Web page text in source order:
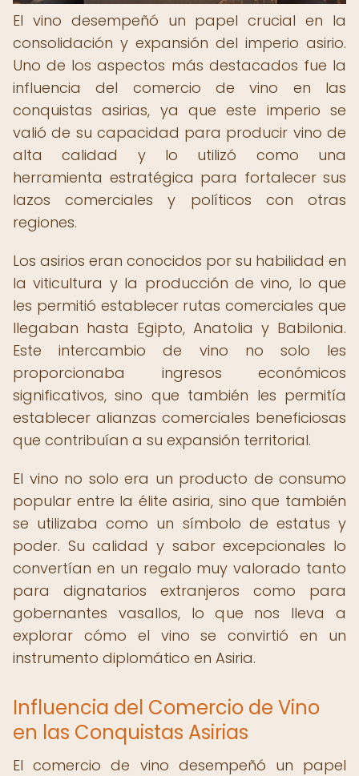
El vino desempeñó un papel crucial en la
consolidación y expansión del imperio asirio.
Uno de los aspectos más destacados fue la
influencia del comercio de vino en las
conquistas asirias, ya que este imperio se
valió de su capacidad para producir vino de
alta calidad y lo utilizó como una
herramienta estratégica para fortalecer sus
lazos comerciales y políticos con otras
regiones.
Los asirios eran conocidos por su habilidad en
la viticultura y la producción de vino, lo que
les permitió establecer rutas comerciales que
llegaban hasta Egipto, Anatolia y Babilonia.
Este intercambio de vino no solo les
proporcionaba ingresos económicos
significativos, sino que también les permitía
establecer alianzas comerciales beneficiosas
que contribuían a su expansión territorial.
El vino no solo era un producto de consumo
popular entre la élite asiria, sino que también
se utilizaba como un símbolo de estatus y
poder. Su calidad y sabor excepcionales lo
convertían en un regalo muy valorado tanto
para dignatarios extranjeros como para
gobernantes vasallos, lo que nos lleva a
explorar cómo el vino se convirtió en un
instrumento diplomático en Asiria.
Influencia del Comercio de Vino
en las Conquistas Asirias
El comercio de vino desempeñó un papel